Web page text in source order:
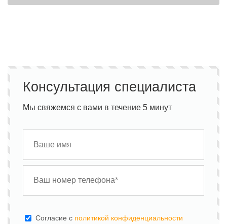
Консультация специалиста
Мы свяжемся с вами в течение 5 минут
Cогласие с политикой конфиденциальности